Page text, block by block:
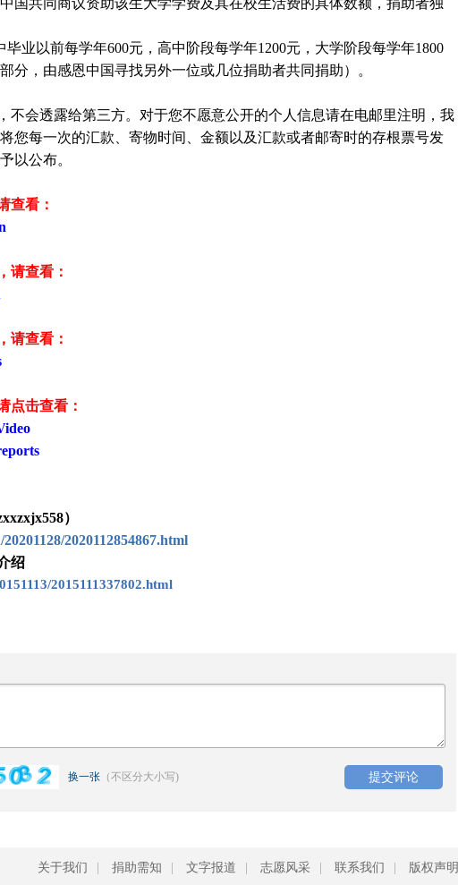
国共同商议资助该生大学学费及其在校生活费的具体数额，捐助者独
业以前每学年600元，高中阶段每学年1200元，大学阶段每学年1800
分，由感恩中国寻找另外一位或几位捐助者共同捐助）。
不会透露给第三方。对于您不愿意公开的个人信息请在电邮里注明，我
您每一次的汇款、寄物时间、金额以及汇款或者邮寄时的存根票号发
以公布。
查看：
请查看 ：
请查看 ：
点击查看：
）
2020112854867.html
绍
2015111337802.html
换一张 （不区分大小写)
关于我们 捐助需知 文字报道 志愿风采 联系我们 版权声明